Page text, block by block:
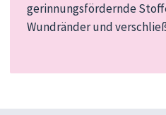
gerinnungsfördernde
Wundränder und